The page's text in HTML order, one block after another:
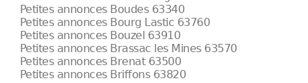
Petites annonces Boudes 63340
Petites annonces Bourg Lastic 63760
Petites annonces Bouzel 63910
Petites annonces Brassac les Mines 63570
Petites annonces Brenat 63500
Petites annonces Briffons 63820